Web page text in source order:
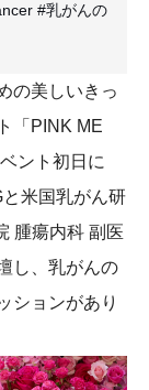
#乳がんの
の美しいきっ
「PINK ME
ント初日に
米国乳がん研
腫瘍内科 副医
し、乳がんの
ションがあり